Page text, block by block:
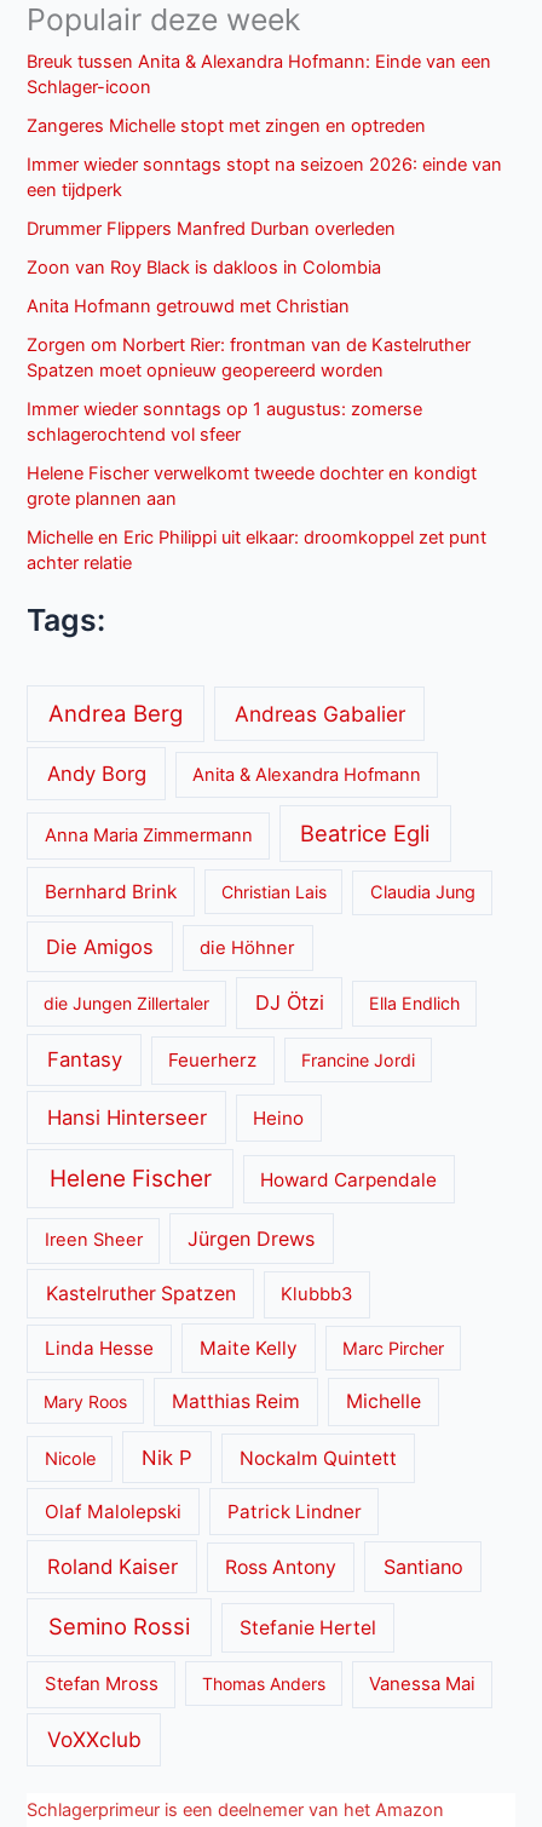
Populair deze week
Breuk tussen Anita & Alexandra Hofmann: Einde van een
Schlager-icoon
Zangeres Michelle stopt met zingen en optreden
Immer wieder sonntags stopt na seizoen 2026: einde van
een tijdperk
Drummer Flippers Manfred Durban overleden
Zoon van Roy Black is dakloos in Colombia
Anita Hofmann getrouwd met Christian
Zorgen om Norbert Rier: frontman van de Kastelruther
Spatzen moet opnieuw geopereerd worden
Immer wieder sonntags op 1 augustus: zomerse
schlagerochtend vol sfeer
Helene Fischer verwelkomt tweede dochter en kondigt
grote plannen aan
Michelle en Eric Philippi uit elkaar: droomkoppel zet punt
achter relatie
Tags:
Andrea Berg Andreas Gabalier
Andy Borg Anita & Alexandra Hofmann
Anna Maria Zimmermann Beatrice Egli
Bernhard Brink Christian Lais Claudia Jung
Die Amigos die Höhner
die Jungen Zillertaler DJ Ötzi Ella Endlich
Fantasy Feuerherz Francine Jordi
Hansi Hinterseer Heino
Helene Fischer Howard Carpendale
Ireen Sheer Jürgen Drews
Kastelruther Spatzen Klubbb3
Linda Hesse Maite Kelly Marc Pircher
Mary Roos Matthias Reim Michelle
Nicole Nik P Nockalm Quintett
Olaf Malolepski Patrick Lindner
Roland Kaiser Ross Antony Santiano
Semino Rossi Stefanie Hertel
Stefan Mross Thomas Anders Vanessa Mai
VoXXclub
Schlagerprimeur is een deelnemer van het Amazon